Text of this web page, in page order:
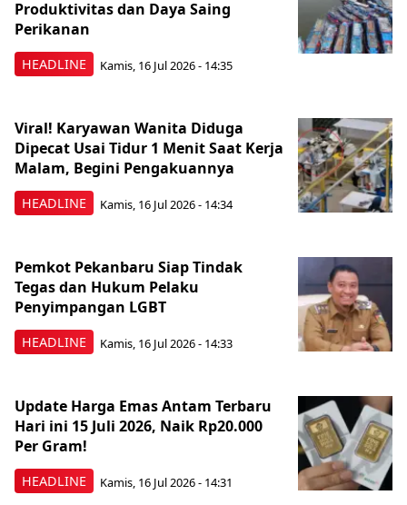
HEADLINE
Produktivitas dan Daya Saing
Perikanan
Kamis, 16 Jul 2026 - 14:35
HEADLINE
Viral! Karyawan Wanita Diduga
Dipecat Usai Tidur 1 Menit Saat Kerja
Malam, Begini Pengakuannya
Kamis, 16 Jul 2026 - 14:34
HEADLINE
Pemkot Pekanbaru Siap Tindak
Tegas dan Hukum Pelaku
Penyimpangan LGBT
Kamis, 16 Jul 2026 - 14:33
HEADLINE
Update Harga Emas Antam Terbaru
Hari ini 15 Juli 2026, Naik Rp20.000
Per Gram!
Kamis, 16 Jul 2026 - 14:31